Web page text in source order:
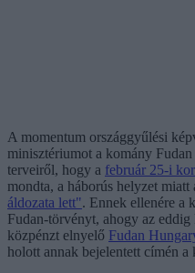
A momentum országgyűlési
minisztériumot a komány
terveiről, hogy a február 25-i
mondta, a háborús helyzet miatt
áldozata lett". Ennek ellenére a
Fudan-törvényt, ahogy az
közpénzt elnyelő Fudan
holott annak bejelentett címén a